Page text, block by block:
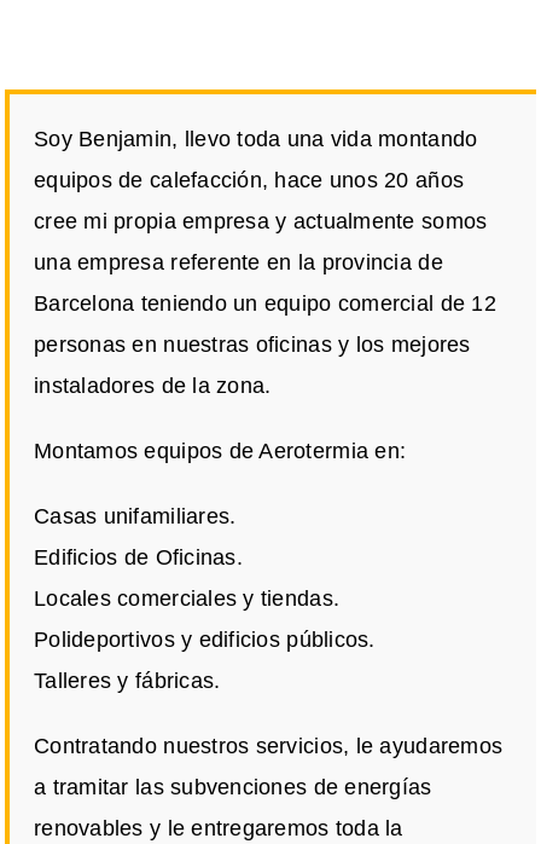
Soy Benjamin, llevo toda una vida montando
equipos de calefacción, hace unos 20 años
cree mi propia empresa y actualmente somos
una empresa referente en la provincia de
Barcelona teniendo un equipo comercial de 12
personas en nuestras oficinas y los mejores
instaladores de la zona.
Montamos equipos de Aerotermia en:
Casas unifamiliares.
Edificios de Oficinas.
Locales comerciales y tiendas.
Polideportivos y edificios públicos.
Talleres y fábricas.
Contratando nuestros servicios, le ayudaremos
a tramitar las subvenciones de energías
renovables y le entregaremos toda la